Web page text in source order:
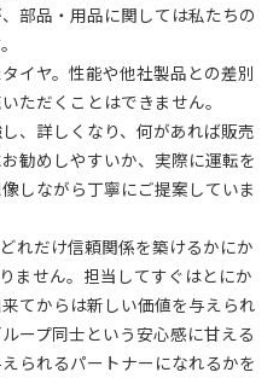
部品・用品に関しては私たちの
イヤ。性能や他社製品との差別
ただくことはできません。
、詳しくなり、何があれば販売
勧めしやすいか、実際に運転を
しながら丁寧にご提案していま
れだけ信頼関係を築けるかにか
ません。担当してすぐはとにか
てからは新しい価値を与えられ
ープ同士という安心感に甘える
られるパートナーになれるかを